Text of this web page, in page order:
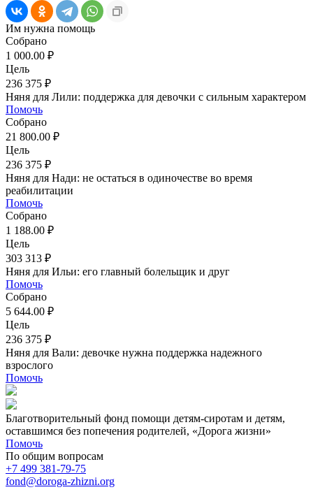
Им нужна помощь
Собрано
1 000.00 ₽
Цель
236 375 ₽
Няня для Лили: поддержка для девочки с сильным характером
Помочь
Собрано
21 800.00 ₽
Цель
236 375 ₽
Няня для Нади: не остаться в одиночестве во время
реабилитации
Помочь
Собрано
1 188.00 ₽
Цель
303 313 ₽
Няня для Ильи: его главный болельщик и друг
Помочь
Собрано
5 644.00 ₽
Цель
236 375 ₽
Няня для Вали: девочке нужна поддержка надежного
взрослого
Помочь
Благотворительный фонд помощи детям-сиротам и детям,
оставшимся без попечения родителей, «Дорога жизни»
Помочь
По общим вопросам
+7 499 381-79-75
fond@doroga-zhizni.org